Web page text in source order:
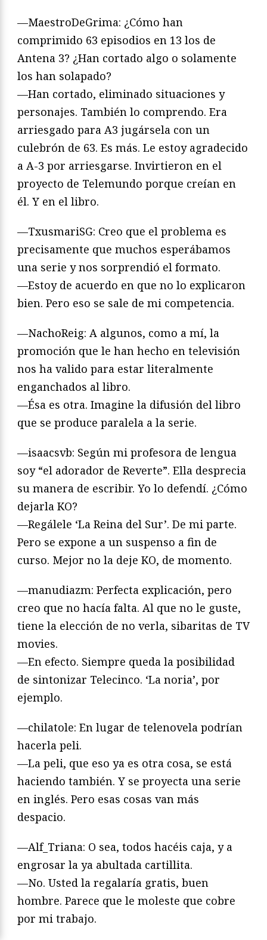
—MaestroDeGrima: ¿Cómo han
comprimido 63 episodios en 13 los de
Antena 3? ¿Han cortado algo o solamente
los han solapado?
—Han cortado, eliminado situaciones y
personajes. También lo comprendo. Era
arriesgado para A3 jugársela con un
culebrón de 63. Es más. Le estoy agradecido
a A-3 por arriesgarse. Invirtieron en el
proyecto de Telemundo porque creían en
él. Y en el libro.
—TxusmariSG: Creo que el problema es
precisamente que muchos esperábamos
una serie y nos sorprendió el formato.
—Estoy de acuerdo en que no lo explicaron
bien. Pero eso se sale de mi competencia.
—NachoReig: A algunos, como a mí, la
promoción que le han hecho en televisión
nos ha valido para estar literalmente
enganchados al libro.
—Ésa es otra. Imagine la difusión del libro
que se produce paralela a la serie.
—isaacsvb: Según mi profesora de lengua
soy “el adorador de Reverte”. Ella desprecia
su manera de escribir. Yo lo defendí. ¿Cómo
dejarla KO?
—Regálele ‘La Reina del Sur’. De mi parte.
Pero se expone a un suspenso a fin de
curso. Mejor no la deje KO, de momento.
—manudiazm: Perfecta explicación, pero
creo que no hacía falta. Al que no le guste,
tiene la elección de no verla, sibaritas de TV
movies.
—En efecto. Siempre queda la posibilidad
de sintonizar Telecinco. ‘La noria’, por
ejemplo.
—chilatole: En lugar de telenovela podrían
hacerla peli.
—La peli, que eso ya es otra cosa, se está
haciendo también. Y se proyecta una serie
en inglés. Pero esas cosas van más
despacio.
—Alf_Triana: O sea, todos hacéis caja, y a
engrosar la ya abultada cartillita.
—No. Usted la regalaría gratis, buen
hombre. Parece que le moleste que cobre
por mi trabajo.